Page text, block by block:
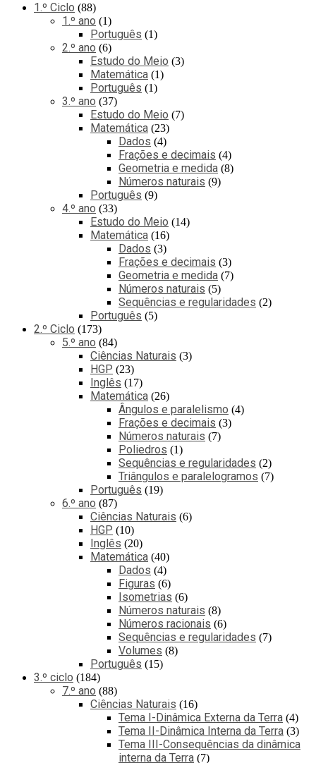
1.º Ciclo 88
1.º ano 1
Português 1
2.º ano 6
Estudo do Meio 3
Matemática 1
Português 1
3.º ano 37
Estudo do Meio 7
Matemática 23
Dados 4
Frações e decimais 4
Geometria e medida 8
Números naturais 9
Português 9
4.º ano 33
Estudo do Meio 14
Matemática 16
Dados 3
Frações e decimais 3
Geometria e medida 7
Números naturais 5
Sequências e regularidades 2
Português 5
2.º Ciclo 173
5.º ano 84
Ciências Naturais 3
HGP 23
Inglês 17
Matemática 26
Ângulos e paralelismo 4
Frações e decimais 3
Números naturais 7
Poliedros 1
Sequências e regularidades 2
Triângulos e paralelogramos 7
Português 19
6.º ano 87
Ciências Naturais 6
HGP 10
Inglês 20
Matemática 40
Dados 4
Figuras 6
Isometrias 6
Números naturais 8
Números racionais 6
Sequências e regularidades 7
Volumes 8
Português 15
3.º ciclo 184
7.º ano 88
Ciências Naturais 16
Tema I-Dinâmica Externa da Terra 4
Tema II-Dinâmica Interna da Terra 3
Tema III-Consequências da dinâmica
interna da Terra 7